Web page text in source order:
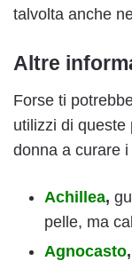
talvolta anche
Altre
Forse ti
utilizzi di queste
donna a curare
Achillea,
pelle, ma
Agnocasto,